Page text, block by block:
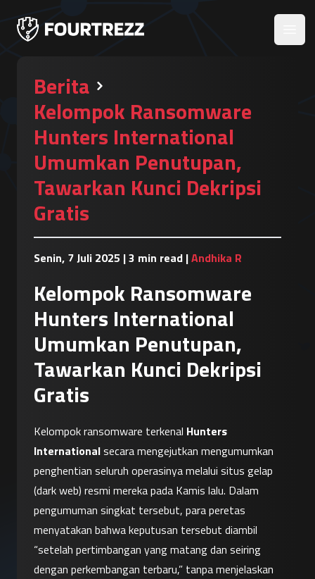
Berita
Kelompok Ransomware
Hunters International
Umumkan Penutupan,
Tawarkan Kunci Dekripsi
Gratis
Senin, 7 Juli 2025 |3 min read |Andhika R
Kelompok Ransomware
Hunters International
Umumkan Penutupan,
Tawarkan Kunci Dekripsi
Gratis
Kelompok ransomware terkenal Hunters
International secara mengejutkan mengumumkan
penghentian seluruh operasinya melalui situs gelap
(dark web) resmi mereka pada Kamis lalu. Dalam
pengumuman singkat tersebut, para peretas
menyatakan bahwa keputusan tersebut diambil
“setelah pertimbangan yang matang dan seiring
dengan perkembangan terbaru,” tanpa menjelaskan